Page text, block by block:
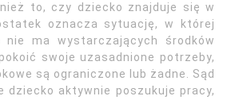
to, czy dziecko znajduje się w
oznacza sytuację, w której
nie ma wystarczających środków
swoje uzasadnione potrzeby,
są ograniczone lub żadne. Sąd
dziecko aktywnie poszukuje pracy,